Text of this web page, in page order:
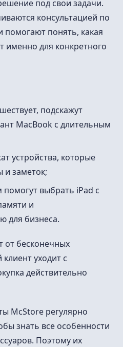
под свои задачи.
консультацией по
понять, какая
именно для конкретного
подскажут
MacBook с длительным
устройства, которые
и заметок;
выбрать iPad с
и
для бизнеса.
от бесконечных
уходит с
действительно
McStore регулярно
знать все особенности
Поэтому их